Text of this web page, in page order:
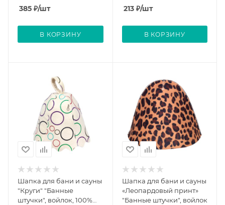
385 ₽/шт
В КОРЗИНУ
213₽/шт
В КОРЗИНУ
Шапка для бани и сауны
"Круги" "Банные
штучки", войлок, 100%
Шапка для бани и сауны
«Леопардовый принт»
"Банные штучки", войлок